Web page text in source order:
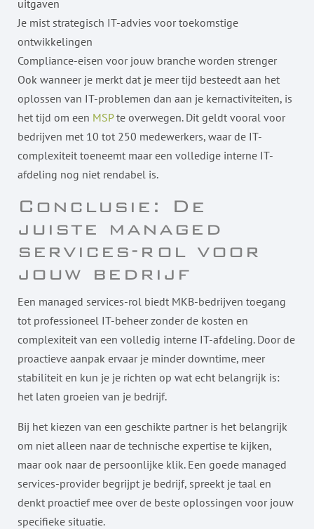
uitgaven
Je mist strategisch IT-advies voor toekomstige
ontwikkelingen
Compliance-eisen voor jouw branche worden strenger
Ook wanneer je merkt dat je meer tijd besteedt aan het
oplossen van IT-problemen dan aan je kernactiviteiten, is
het tijd om een MSPte overwegen. Dit geldt vooral voor
bedrijven met 10 tot 250 medewerkers, waar de IT-
complexiteit toeneemt maar een volledige interne IT-
afdeling nog niet rendabel is.
Conclusie: De
juiste managed
services-rol voor
jouw bedrijf
Een managed services-rol biedt MKB-bedrijven toegang
tot professioneel IT-beheer zonder de kosten en
complexiteit van een volledig interne IT-afdeling. Door de
proactieve aanpak ervaar je minder downtime, meer
stabiliteit en kun je je richten op wat echt belangrijk is:
het laten groeien van je bedrijf.
Bij het kiezen van een geschikte partner is het belangrijk
om niet alleen naar de technische expertise te kijken,
maar ook naar de persoonlijke klik. Een goede managed
services-provider begrijpt je bedrijf, spreekt je taal en
denkt proactief mee over de beste oplossingen voor jouw
specifieke situatie.